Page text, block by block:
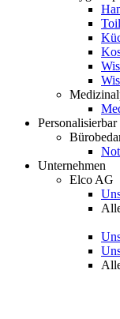
Personalisierbar
Unternehmen
Elco AG